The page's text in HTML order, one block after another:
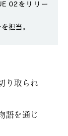
02をリリー
担当。
り取られ
語を通じ